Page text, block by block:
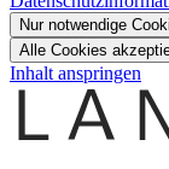
Nur notwendige
Alle Cookies
Inhalt anspringen